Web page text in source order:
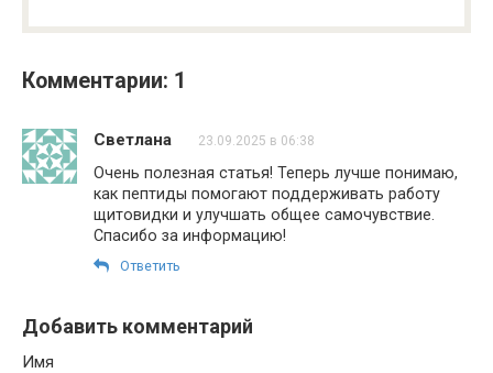
Комментарии: 1
Светлана 23.09.2025 в 06:38
Очень полезная статья! Теперь лучше понимаю,
как пептиды помогают поддерживать работу
щитовидки и улучшать общее самочувствие.
Спасибо за информацию!
Ответить
Добавить комментарий
Имя